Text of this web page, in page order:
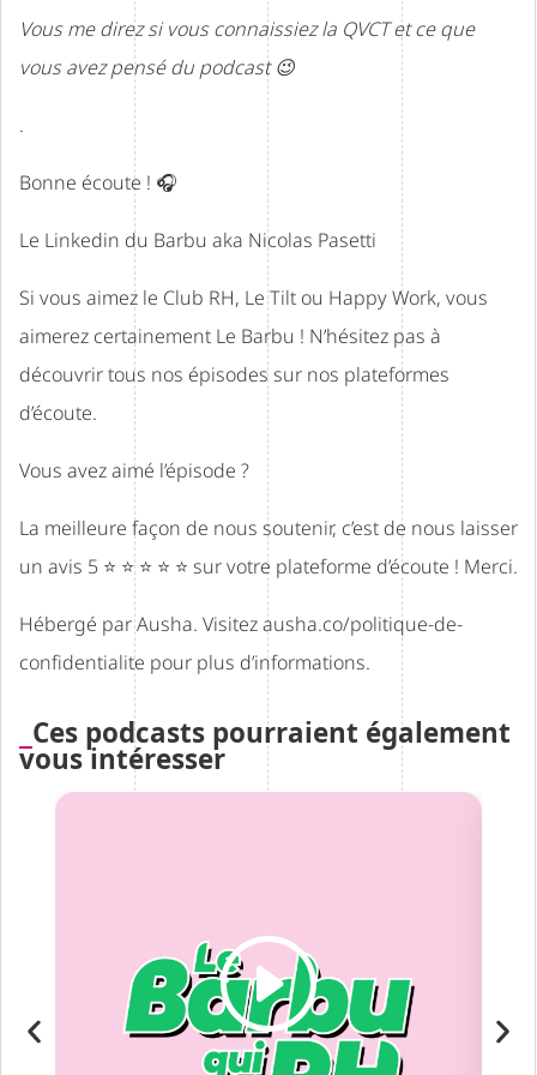
Vous me direz si vous connaissiez la QVCT et ce que
vous avez pensé du podcast 😉
.
Bonne écoute ! 🎧
Le Linkedin du Barbu aka Nicolas Pasetti
Si vous aimez le Club RH, Le Tilt ou Happy Work, vous
aimerez certainement Le Barbu ! N’hésitez pas à
découvrir tous nos épisodes sur nos plateformes
d’écoute.
Vous avez aimé l’épisode ?
La meilleure façon de nous soutenir, c’est de nous laisser
un avis 5 ⭐ ⭐ ⭐ ⭐ ⭐ sur votre plateforme d’écoute ! Merci.
Hébergé par Ausha. Visitezausha.co/politique-de-
confidentialite pour plus d’informations.
Ces podcasts pourraient également
vous intéresser